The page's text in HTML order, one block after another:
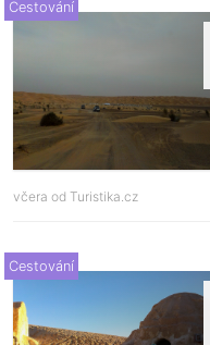
Cestování
včera od Turistika.cz
Cestování